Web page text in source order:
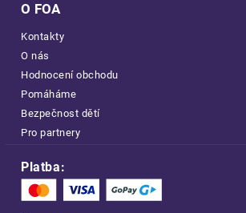
O FOA
Kontakty
O nás
Hodnocení obchodu
Pomáháme
Bezpečnost dětí
Pro partnery
Platba: